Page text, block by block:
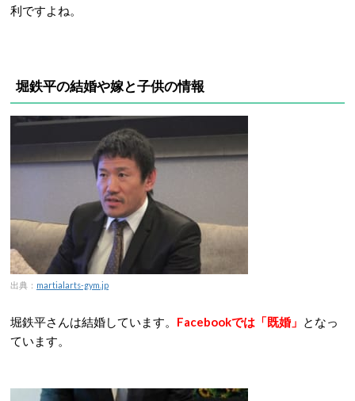
利ですよね。
堀鉄平の結婚や嫁と子供の情報
出典： martialarts-gym.jp
堀鉄平さんは結婚しています。 Facebookでは「既婚」 となっ
ています。